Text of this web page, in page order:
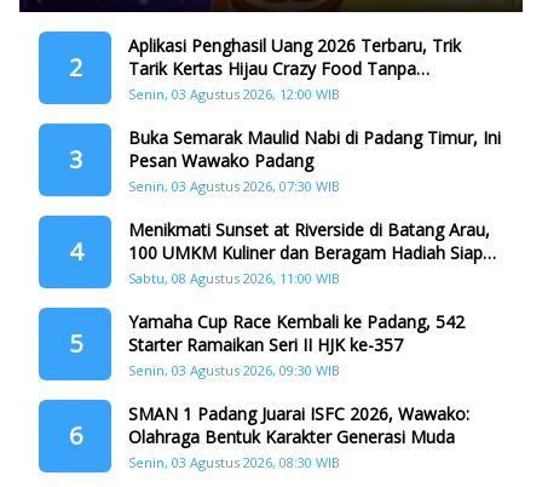
2
Aplikasi Penghasil Uang 2026 Terbaru, Trik
Tarik Kertas Hijau Crazy Food Tanpa
Penggandaan
Senin, 03 Agustus 2026, 12:00 WIB
3
Buka Semarak Maulid Nabi di Padang Timur, Ini
Pesan Wawako Padang
Senin, 03 Agustus 2026, 07:30 WIB
4
Menikmati Sunset at Riverside di Batang Arau,
100 UMKM Kuliner dan Beragam Hadiah Siap
Memanjakan Warga di Momen HJK Padang
Sabtu, 08 Agustus 2026, 11:00 WIB
5
Yamaha Cup Race Kembali ke Padang, 542
Starter Ramaikan Seri II HJK ke-357
Senin, 03 Agustus 2026, 09:30 WIB
6
SMAN 1 Padang Juarai ISFC 2026, Wawako:
Olahraga Bentuk Karakter Generasi Muda
Senin, 03 Agustus 2026, 08:30 WIB